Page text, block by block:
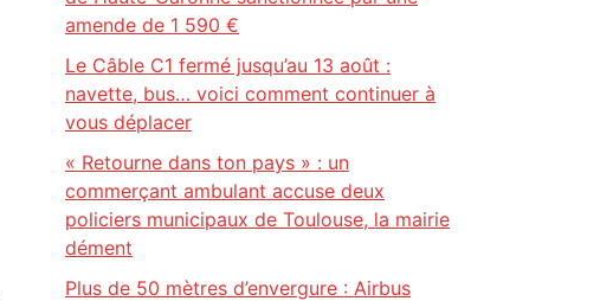
amende de 1 590 €
Le Câble C1 fermé jusqu’au 13 août :
navette, bus… voici comment continuer à
vous déplacer
« Retourne dans ton pays » : un
commerçant ambulant accuse deux
policiers municipaux de Toulouse, la mairie
dément
Plus de 50 mètres d’envergure : Airbus